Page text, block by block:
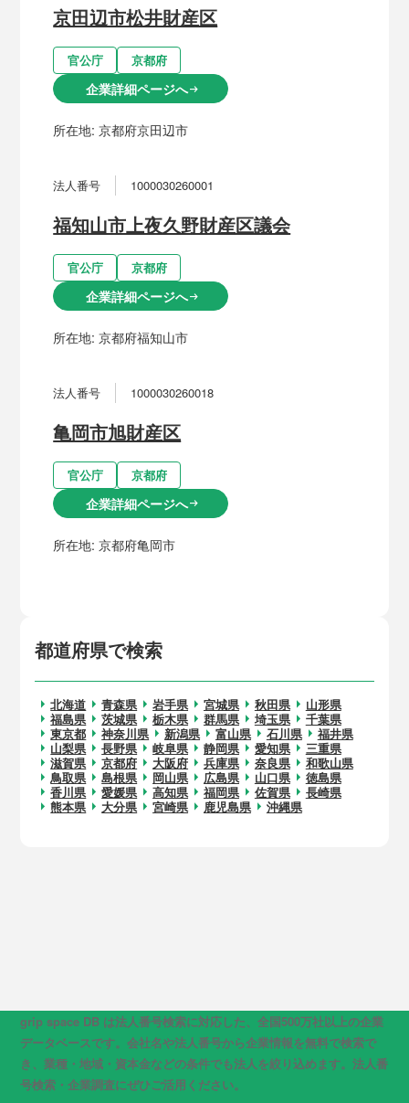
都道府県で検索
北海道 青森県 岩手県 宮城県 秋田県
山形県
福島県
茨城県 栃木県 群馬県 埼玉県
千葉県
東京都
神奈川県 新潟県 富山県 石川県
福井県
山梨県
長野県 岐阜県 静岡県 愛知県
三重県
滋賀県
京都府 大阪府 兵庫県 奈良県
和歌山県
鳥取県
島根県 岡山県 広島県 山口県
徳島県
香川県
愛媛県 高知県 福岡県 佐賀県
長崎県
熊本県
大分県 宮崎県 鹿児島県 沖縄県
京田辺市松井財産区
官公庁 京都府
企業詳細ページへarrow_right_alt
所在地:京都府京田辺市
法人番号 1000030260001
福知山市上夜久野財産区議会
官公庁 京都府
企業詳細ページへarrow_right_alt
所在地:京都府福知山市
法人番号 1000030260018
亀岡市旭財産区
官公庁 京都府
企業詳細ページへarrow_right_alt
所在地:京都府亀岡市
grip space DB は法人番号検索に対応した、全国500万社以上の企業
データベースです。会社名や法人番号から企業情報を無料で検索で
き、業種・地域・資本金などの条件でも法人を絞り込めます。法人番
号検索・企業調査にぜひご活用ください。